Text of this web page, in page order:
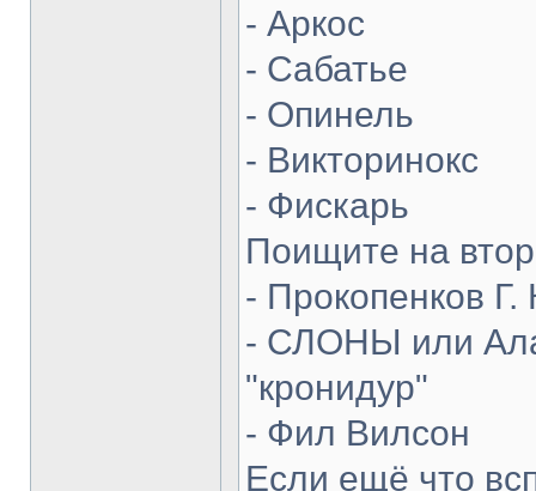
- Аркос
- Сабатье
- Опинель
- Викторинокс
- Фискарь
Поищите на
- Прокопенков Г.
- СЛОНЫ или
"кронидур"
- Фил Вилсон
Если ещё что